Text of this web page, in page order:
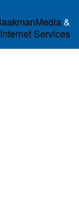
&
Services